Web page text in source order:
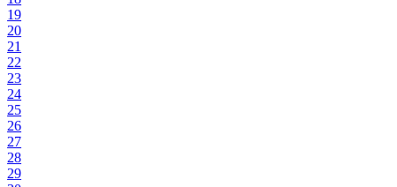
19
20
21
22
23
24
25
26
27
28
29